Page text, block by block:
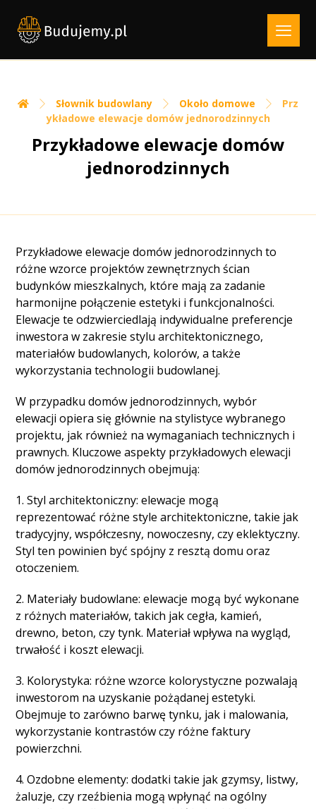
Słownik budowlany Około domowe
Prz
ykładowe elewacje domów jednorodzinnych
Przykładowe elewacje domów
jednorodzinnych
Przykładowe elewacje domów jednorodzinnych to
różne wzorce projektów zewnętrznych ścian
budynków mieszkalnych, które mają za zadanie
harmonijne połączenie estetyki i funkcjonalności.
Elewacje te odzwierciedlają indywidualne preferencje
inwestora w zakresie stylu architektonicznego,
materiałów budowlanych, kolorów, a także
wykorzystania technologii budowlanej.
W przypadku domów jednorodzinnych, wybór
elewacji opiera się głównie na stylistyce wybranego
projektu, jak również na wymaganiach technicznych i
prawnych. Kluczowe aspekty przykładowych elewacji
domów jednorodzinnych obejmują:
1. Styl architektoniczny: elewacje mogą
reprezentować różne style architektoniczne, takie jak
tradycyjny, współczesny, nowoczesny, czy eklektyczny.
Styl ten powinien być spójny z resztą domu oraz
otoczeniem.
2. Materiały budowlane: elewacje mogą być wykonane
z różnych materiałów, takich jak cegła, kamień,
drewno, beton, czy tynk. Materiał wpływa na wygląd,
trwałość i koszt elewacji.
3. Kolorystyka: różne wzorce kolorystyczne pozwalają
inwestorom na uzyskanie pożądanej estetyki.
Obejmuje to zarówno barwę tynku, jak i malowania,
wykorzystanie kontrastów czy różne faktury
powierzchni.
4. Ozdobne elementy: dodatki takie jak gzymsy, listwy,
żaluzje, czy rzeźbienia mogą wpłynąć na ogólny